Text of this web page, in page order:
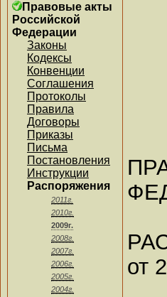
Правовые акты
Российской
Федерации
Законы
Кодексы
Конвенции
Соглашения
Протоколы
Правила
Договоры
Приказы
Письма
Постановления
Инструкции
Распоряжения
2011г.
2010г.
2009г.
2008г.
2007г.
2006г.
2005г.
2004г.
от